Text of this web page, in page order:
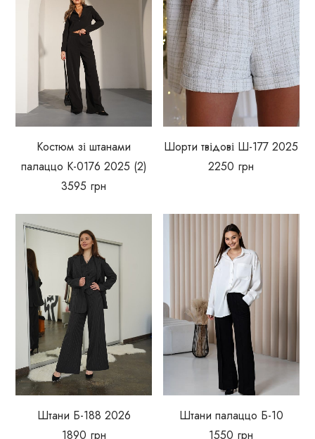
Костюм зі штанами
палаццо К-0176 2025 (2)
3595 грн
Шорти твідові Ш-177 2025
2250 грн
Штани Б-188 2026
1890 грн
Штани палаццо Б-10
1550 грн